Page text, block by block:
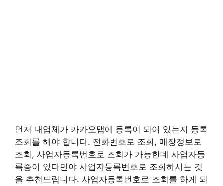
먼저 내업체가 카카오맵에 등록이 되어 있는지 등록
조회를 해야 합니다. 전화번호로 조회, 매장정보로
조회, 사업자등록번호로 조회가 가능한데 사업자등
록증이 있다면야 사업자등록번호로 조회하시는 것
을 추천드립니다. 사업자등록번호로 조회를 하게 되